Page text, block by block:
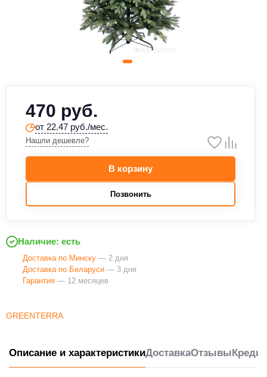
GREENTERRA
470 руб.
от 22.47 руб./мес.
Нашли дешевле?
В корзину
Позвонить
Наличие: есть
Доставка по Минску — 2 дня
Доставка по Беларуси — 3 дня
Гарантия — 12 месяцев
Описание и характеристикиДоставкаОтзывы